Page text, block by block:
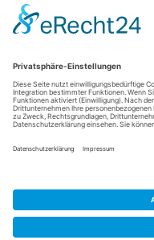
Atlantische Akademie
67657 Kaiserslautern
FON 0631 36610-0
FAX 0631 36610-15
©2026 Atlantische Akademie